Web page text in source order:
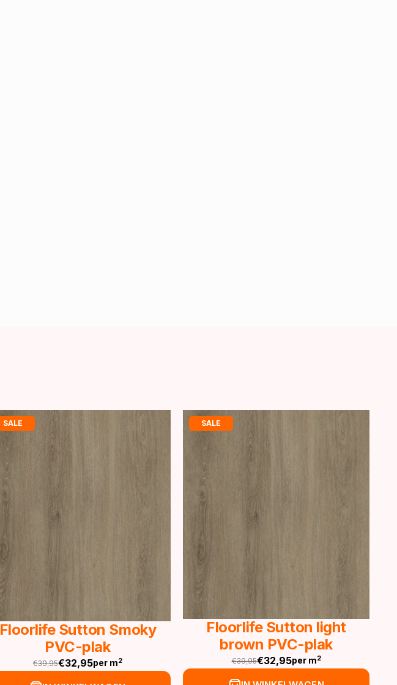
SALE
Floorlife Sutton Smoky
PVC-plak
€39,95
Oorspronkelijke
€32,95
Huidige
per m2
SALE
Floorlife Sutton light
brown PVC-plak
€39,95
Oorspronkelijke
prijs
€32,95
Huidige
prijs
per m2